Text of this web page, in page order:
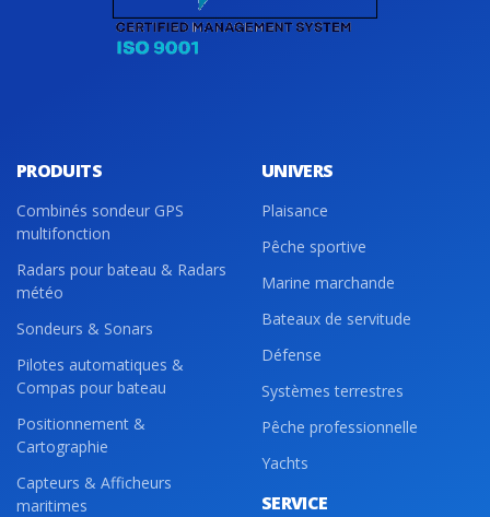
PRODUITS
Combinés sondeur GPS
multifonction
Radars pour bateau & Radars
météo
Sondeurs & Sonars
Pilotes automatiques &
Compas pour bateau
Positionnement &
Cartographie
Capteurs & Afficheurs
maritimes
UNIVERS
Plaisance
Pêche sportive
Marine marchande
Bateaux de servitude
Défense
Systèmes terrestres
Pêche professionnelle
Yachts
SERVICE